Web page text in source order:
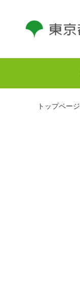
トップページ